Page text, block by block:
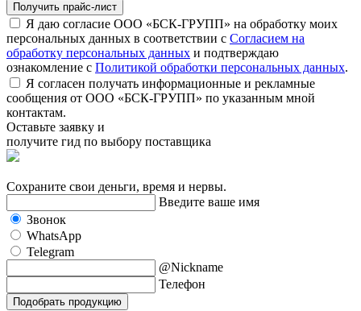
Получить прайс-лист
Я даю согласие ООО «БСК-ГРУПП» на обработку моих
персональных данных в соответствии с Согласием на
обработку персональных данных и подтверждаю
ознакомление с Политикой обработки персональных данных.
Я согласен получать информационные и рекламные
сообщения от ООО «БСК-ГРУПП» по указанным мной
контактам.
Оставьте заявку и
получите гид по выбору поставщика
Сохраните свои деньги, время и нервы.
Введите ваше имя
Звонок
WhatsApp
Telegram
@Nickname
Телефон
Подобрать продукцию